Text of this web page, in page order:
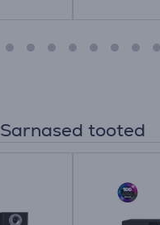
Sarnased tooted